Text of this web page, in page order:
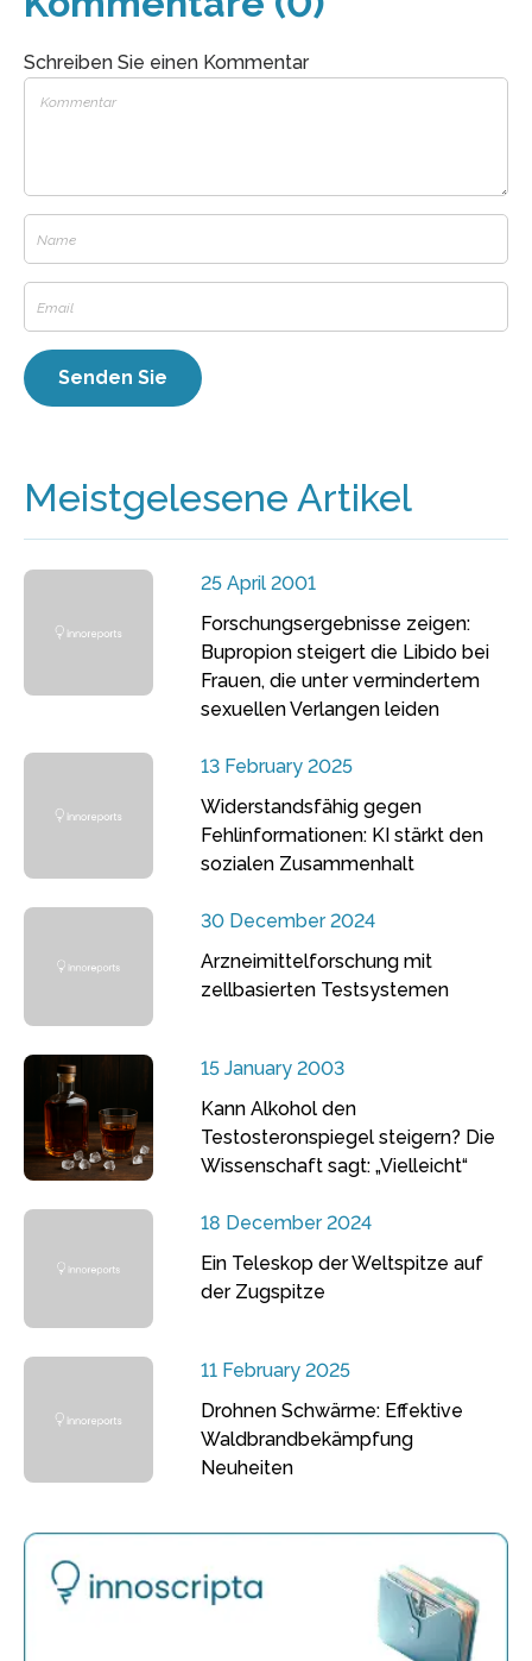
Schreiben Sie einen Kommentar
Meistgelesene Artikel
25 April 2001
Forschungsergebnisse zeigen:
Bupropion steigert die Libido bei
Frauen, die unter vermindertem
sexuellen Verlangen leiden
13 February 2025
Widerstandsfähig gegen
Fehlinformationen: KI stärkt den
sozialen Zusammenhalt
30 December 2024
Arzneimittelforschung mit
zellbasierten Testsystemen
15 January 2003
Kann Alkohol den
Testosteronspiegel steigern? Die
Wissenschaft sagt: „Vielleicht“
18 December 2024
Ein Teleskop der Weltspitze auf
der Zugspitze
11 February 2025
Drohnen Schwärme: Effektive
Waldbrandbekämpfung
Neuheiten